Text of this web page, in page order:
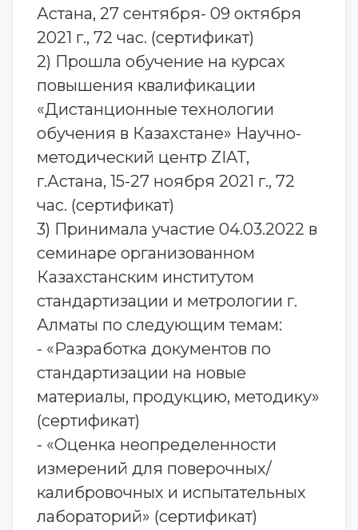
Астана, 27 сентября- 09 октября
2021 г., 72 час. (сертификат)
2) Прошла обучение на курсах
повышения квалификации
«Дистанционные технологии
обучения в Казахстане» Научно-
методический центр ZIAT,
г.Астана, 15-27 ноября 2021 г., 72
час. (сертификат)
3) Принимала участие 04.03.2022 в
семинаре организованном
Казахстанским институтом
стандартизации и метрологии г.
Алматы по следующим темам:
- «Разработка документов по
стандартизации на новые
материалы, продукцию, методику»
(сертификат)
- «Оценка неопределенности
измерений для поверочных/
калибровочных и испытательных
лабораторий» (сертификат)